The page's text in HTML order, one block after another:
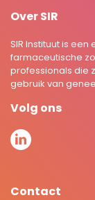
Over SIR
SIR Instituut is
farmaceutische
professionals die
gebruik van
Volg ons
Contact